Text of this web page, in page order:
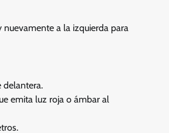
a la izquierda para
delantera.
emita luz roja o ámbar al